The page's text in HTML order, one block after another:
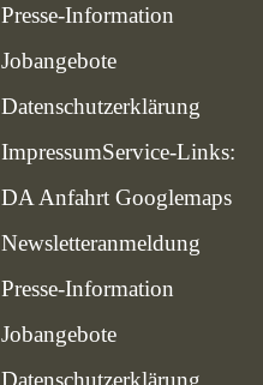
Presse-Information
Jobangebote
Datenschutzerklärung
ImpressumService-Links:
DA Anfahrt Googlemaps
Newsletteranmeldung
Presse-Information
Jobangebote
Datenschutzerklärung